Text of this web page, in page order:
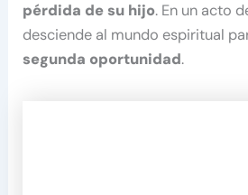
pérdida de su hijo. En un acto
desciende al mundo espiritual
segunda oportunidad.